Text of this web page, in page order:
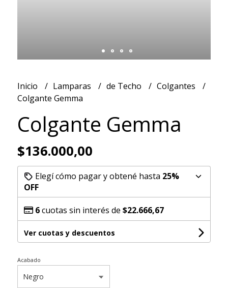
Inicio Lamparas de Techo
Colgantes
Colgante Gemma
Colgante Gemma
$136.000,00
Elegí cómo pagar y obtené hasta 25%
OFF
6cuotas sin interés de $22.666,67
Ver cuotas y descuentos
Acabado